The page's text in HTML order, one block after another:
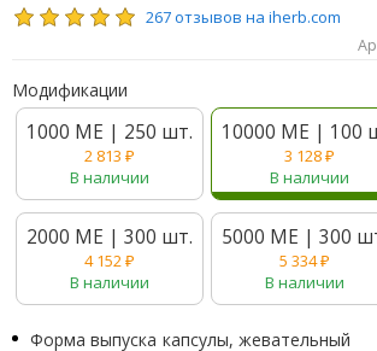
267 отзывов на iherb.com
Модификации
1000 МЕ | 250 шт.
2 813 ₽
В наличии
10000 МЕ | 100
3 128₽
В наличии
2000 МЕ | 300 шт.
4 152 ₽
В наличии
5000 МЕ | 300
5 334₽
В наличии
Форма выпуска капсулы, жевательный